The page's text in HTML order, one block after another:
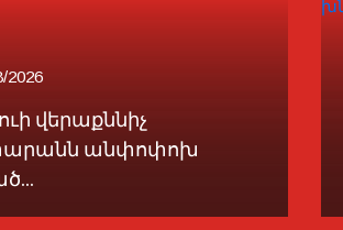
2026
վերաքննիչ
անփոփոխ